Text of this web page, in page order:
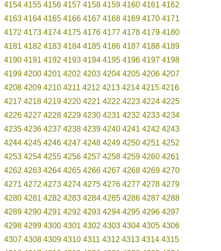
4154 4155 4156 4157 4158 4159 4160 4161 4162
4163 4164 4165 4166 4167 4168 4169 4170 4171
4172 4173 4174 4175 4176 4177 4178 4179 4180
4181 4182 4183 4184 4185 4186 4187 4188 4189
4190 4191 4192 4193 4194 4195 4196 4197 4198
4199 4200 4201 4202 4203 4204 4205 4206 4207
4208 4209 4210 4211 4212 4213 4214 4215 4216
4217 4218 4219 4220 4221 4222 4223 4224 4225
4226 4227 4228 4229 4230 4231 4232 4233 4234
4235 4236 4237 4238 4239 4240 4241 4242 4243
4244 4245 4246 4247 4248 4249 4250 4251 4252
4253 4254 4255 4256 4257 4258 4259 4260 4261
4262 4263 4264 4265 4266 4267 4268 4269 4270
4271 4272 4273 4274 4275 4276 4277 4278 4279
4280 4281 4282 4283 4284 4285 4286 4287 4288
4289 4290 4291 4292 4293 4294 4295 4296 4297
4298 4299 4300 4301 4302 4303 4304 4305 4306
4307 4308 4309 4310 4311 4312 4313 4314 4315